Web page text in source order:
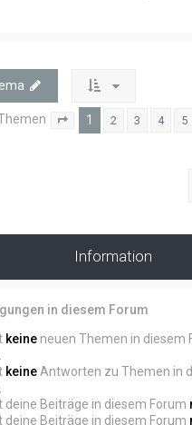
Seite von 25
1 2 3 4 5
Information
in diesem Forum
keine neuen Themen in diesem
keineAntworten zu Themen in
deine Beiträge in diesem Forum
deine Beiträge in diesem Forum